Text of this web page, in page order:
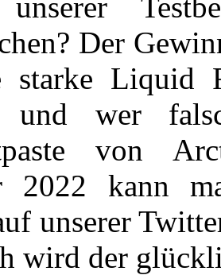
Der
starke
und wer
von
2022 kann
unserer
wird der